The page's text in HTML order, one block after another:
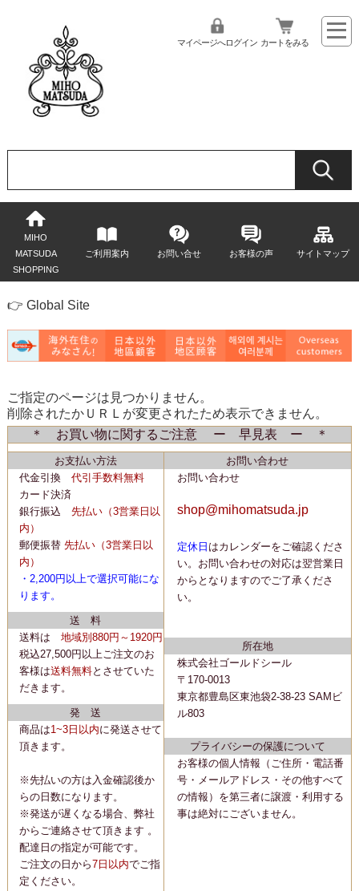
マイページへログイン カートをみる
MIHO
MATSUDA
SHOPPING
ご利用案内 お問い合せ お客様の声 サイトマップ
👉 Global Site
ご指定のページは見つかりません。
削除されたかＵＲＬが変更されたため表示できません。
＊ お買い物に関するご注意 ー 早見表 ー ＊
お支払い方法
代金引換
代引手数料無料
カード決済
銀行振込
先払い（3営業日以
内）
郵便振替 先払い（3営業日以
内）
・2,200円以上で選択可能にな
ります。
送 料
送料は 地域別880円～1920円
税込27,500円以上ご注文のお
客様は送料無料とさせていた
だきます。
発 送
商品は1~3日以内に発送させて
頂きます。
※先払いの方は入金確認後か
らの日数になります。
※発送が遅くなる場合、弊社
からご連絡させて頂きます 。
配達日の指定が可能です。
ご注文の日から7日以内でご指
定ください。
お問い合わせ
お問い合わせ
shop@mihomatsuda.jp
定休日 はカレンダーをご確認くださ
い。 お問い合わせの対応は翌営業日
からとなりますのでご了承くださ
い。
所在地
株式会社ゴールドシール
〒170-0013
東京都豊島区東池袋2-38-23 SAMビ
ル803
プライバシーの保護について
お客様の個人情報（ご住所・電話番
号・メールアドレス・その他すべて
の情報）を第三者に譲渡・利用する
事は絶対にございません。